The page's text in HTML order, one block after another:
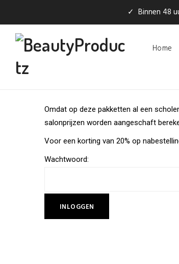
✓ Binnen 48
Home
Omdat op deze pakketten al een
salonprijzen worden aangeschaft
Voor een korting van 20% op
Wachtwoord: